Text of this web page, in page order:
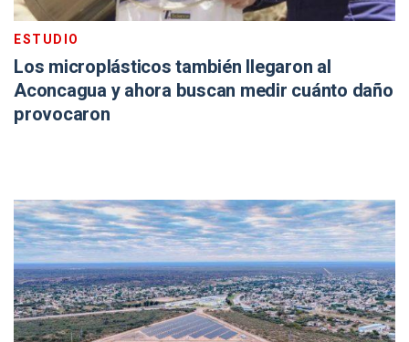
ESTUDIO
Los microplásticos también llegaron al
Aconcagua y ahora buscan medir cuánto daño
provocaron